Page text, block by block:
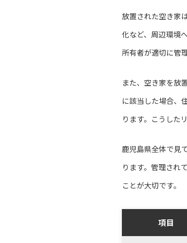
放置された空き家
化など、周辺環境
所有者が適切に管
また、空き家を放
に該当した場合、
ります。こうした
鹿児島県全体で見
ります。管理され
ことが大切です。
項目